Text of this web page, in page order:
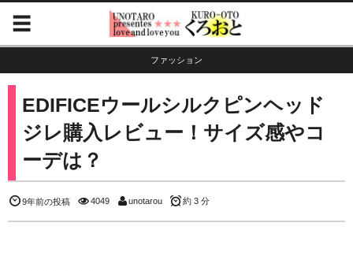
ファッション
EDIFICEウールシルクピンヘッド
ジレ購入レビュー！サイズ感やコ
ーデは？
9年前の投稿 4049 unotarou 約 3 分